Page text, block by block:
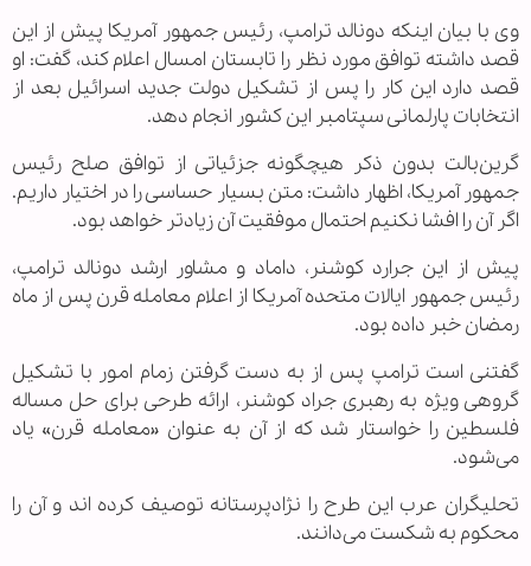
وی با بیان اینکه دونالد ترامپ، رئیس جمهور آمریکا پیش از این
قصد داشته توافق مورد نظر را تابستان امسال اعلام کند، گفت: او
قصد دارد این کار را پس از تشکیل دولت جدید اسرائیل بعد از
انتخابات پارلمانی سپتامبر این کشور انجام دهد.
گرین‌بالت بدون ذکر هیچگونه جزئیاتی از توافق صلح رئیس
جمهور آمریکا، اظهار داشت: متن بسیار حساسی را در اختیار داریم.
اگر آن را افشا نکنیم احتمال موفقیت آن زیادتر خواهد بود.
پیش از این جرارد کوشنر، داماد و مشاور ارشد دونالد ترامپ،
رئیس جمهور ایالات متحده آمریکا از اعلام معامله قرن پس از ماه
رمضان خبر داده بود.
گفتنی است ترامپ پس از به دست گرفتن زمام امور با تشکیل
گروهی ویژه به رهبری جراد کوشنر، ارائه طرحی برای حل مساله
فلسطین را خواستار شد که از آن به عنوان «معامله قرن» یاد
می‌شود.
تحلیگران عرب این طرح را نژادپرستانه توصیف کرده اند و آن را
محکوم به شکست می‌دانند.